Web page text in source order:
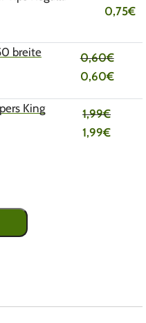
0,75€
breite
0,60€
0,60€
King
1,99€
1,99€